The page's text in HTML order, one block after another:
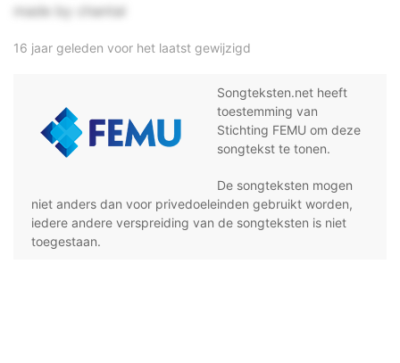
made by chantal
16 jaar geleden voor het laatst gewijzigd
Songteksten.net heeft
toestemming van
Stichting FEMU om deze
songtekst te tonen.
De songteksten mogen
niet anders dan voor privedoeleinden gebruikt worden,
iedere andere verspreiding van de songteksten is niet
toegestaan.